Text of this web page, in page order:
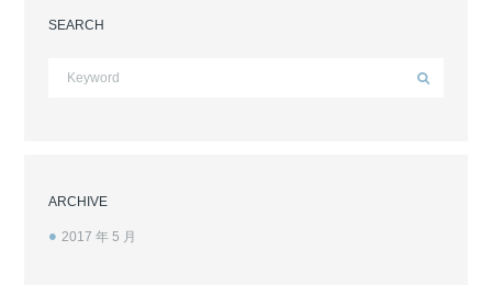
SEARCH
ARCHIVE
2017 年 5 月